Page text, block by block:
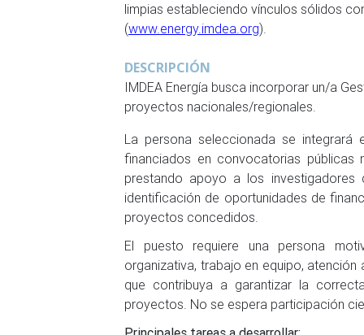
limpias estableciendo vínculos sólidos
(www.energy.imdea.org).
DESCRIPCIÓN
IMDEA Energía busca incorporar un/a
proyectos nacionales/regionales.
La persona seleccionada se
financiados en convocatorias públicas
prestando apoyo a los
identificación de oportunidades de
proyectos concedidos.
El puesto requiere una persona
organizativa, trabajo en equipo,
que contribuya a garantizar la
proyectos. No se espera participación